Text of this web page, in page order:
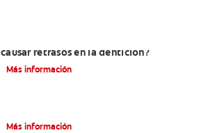
causar retrasos en la dentición?
Más información
Más información